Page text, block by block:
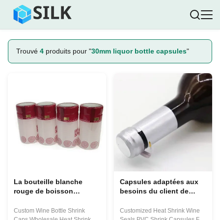
Trouvé 4 produits pour "30mm liquor bottle capsules"
La bouteille blanche
rouge de boisson
rétrécissement de
Custom Wine Bottle Shrink
Capsules adaptées aux
besoins du client de
chaleur de bouteille de
Customized Heat Shrink Wine